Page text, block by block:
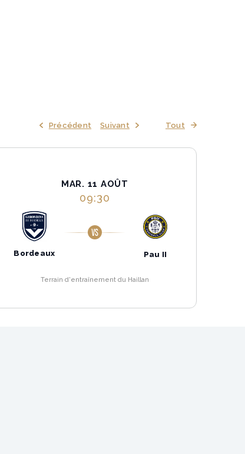
Précédent Suivant Tout
MAR. 11 AOÛT
09:30
Bordeaux Pau II
Terrain d'entraînement du Haillan